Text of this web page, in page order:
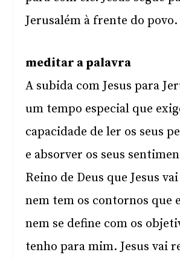
Jerusalém à frente do povo.
meditar a palavra
A subida com Jesus para
um tempo especial que
capacidade de ler os seus
e absorver os seus
Reino de Deus que Jesus
nem tem os contornos que
nem se define com os
tenho para mim. Jesus vai